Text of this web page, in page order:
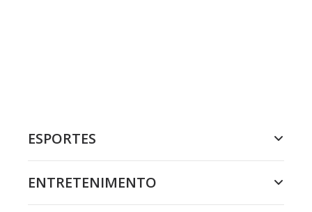
ESPORTES
ENTRETENIMENTO